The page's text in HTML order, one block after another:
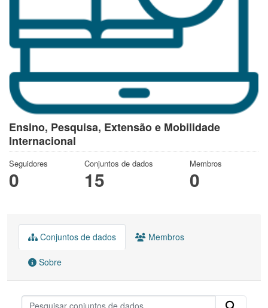
Ensino, Pesquisa, Extensão e Mobilidade
Internacional
Seguidores
0
Conjuntos de dados
15
Membros
0
Conjuntos de dados Membros
Sobre